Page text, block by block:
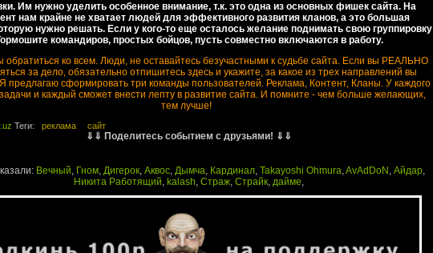
Им нужно уделить особенное внимание, т.к. это одна из основных фишек сайта. На
нам крайне не хватает людей для эффективного развития кланов, а это большая
нужно решать. Если у кого-то еще осталось желание поднимать свою группировку
командиров, простых бойцов, пусть совместно включаются в работу.
обратиться ко всем. Люди, не оставайтесь безучастными к судьбе сайта. Если вы РЕАЛЬНО
за дело, обязательно отпишитесь здесь и укажите, за какое из трех направлений вы
предлагаю сформировать три команды пользователей. Реклама, Контент, Кланы. У каждого
и каждый сможет внести лепту в развитие сайта. И помните - чем больше желающих,
тем лучше!
Теги: реклама сайт
⇓⇓ Поделитесь событием с друзьями! ⇓⇓
Вечный, Гном, Дигерок, Аквос, Дымча, Кардинал, Takayoshi Ohmura,AvAdDoN , Айдар,
Никита Работящий, kalash, Страж, Страйк, дайме,